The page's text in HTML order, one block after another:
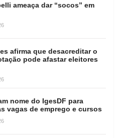
ameaça dar “socos” em
afirma que desacreditar o
pode afastar eleitores
nome do IgesDF para
vagas de emprego e cursos